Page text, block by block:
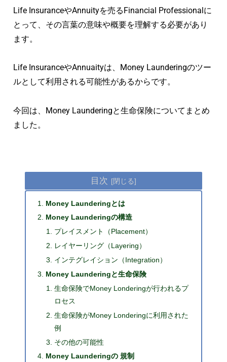
Life InsuranceやAnnuityを売るFinancial Professionalに
とって、その言葉の意味や概要を理解する必要があり
ます。
Life InsuranceやAnnuaityは、Money Launderingのツー
ルとして利用される可能性があるからです。
今回は、Money Launderingと生命保険についてまとめ
ました。
目次
Money Launderingとは
Money Launderingの構造
プレイスメント（Placement）
レイヤーリング（Layering）
インテグレイション（Integration）
Money Launderingと生命保険
生命保険でMoney Londeringが行われるプ
ロセス
生命保険がMoney Londeringに利用された
例
その他の可能性
Money Launderingの 規制